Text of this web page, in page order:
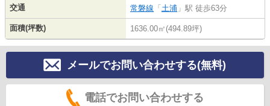
交通 常磐線 「 土浦 」駅 徒歩63分
面積(坪数) 1636.00㎡(494.89坪)
メールでお問い合わせする(無料)
電話でお問い合わせする